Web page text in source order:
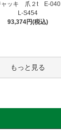
ャッキ 爪２t E-040
L-S454
93,374円(税込)
もっと見る